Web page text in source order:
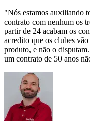
"Nós estamos auxiliando
contrato com nenhum os
partir de 24 acabam os
acredito que os clubes
produto, e não o
um contrato de 50 anos